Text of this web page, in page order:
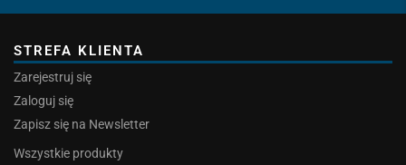
STREFA KLIENTA
Zarejestruj się
Zaloguj się
Zapisz się na Newsletter
Wszystkie produkty